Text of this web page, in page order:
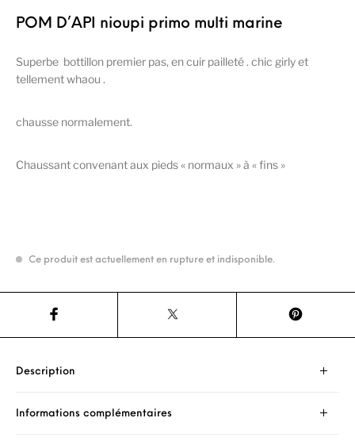
POM D’API nioupi primo multi marine
Superbe bottillon premier pas, en cuir pailleté . chic girly et
tellement whaou .
chausse normalement.
Chaussant convenant aux pieds « normaux » à « fins »
Ce produit est actuellement en rupture et indisponible.
Description
Informations complémentaires